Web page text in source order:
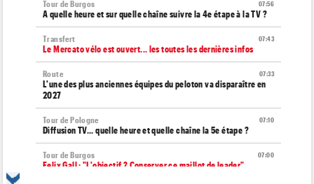
07:56
Tour de Burgos
A quelle heure et sur quelle chaîne suivre la 4e étape à la TV ?
07:43
Transfert
Le Mercato vélo est ouvert... les toutes les dernières infos
07:33
Route
L'une des plus anciennes équipes du peloton va disparaître en
2027
07:10
Tour de Pologne
Diffusion TV... quelle heure et quelle chaîne la 5e étape ?
07:00
Tour de Burgos
Felix Gall : "L'objectif ? Conserver ce maillot de leader"